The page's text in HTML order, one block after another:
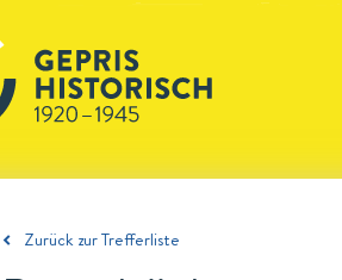
Zurück zur Trefferliste